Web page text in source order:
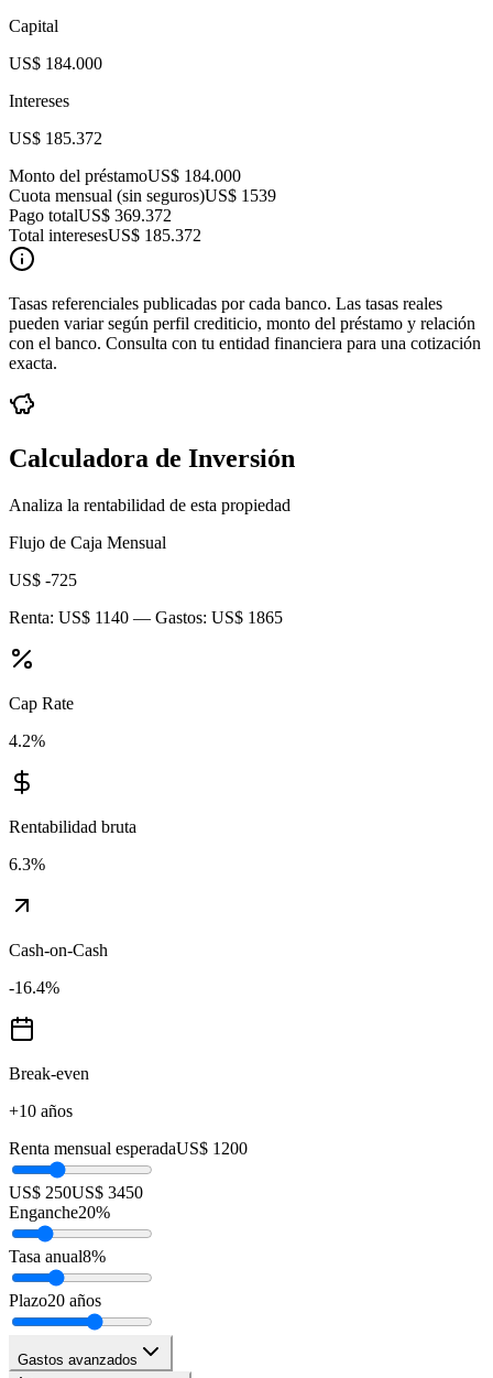
Capital
US$ 184.000
Intereses
US$ 185.372
Monto del préstamoUS$ 184.000
Cuota mensual (sin seguros)US$ 1539
Pago totalUS$ 369.372
Total interesesUS$ 185.372
Tasas referenciales publicadas por cada banco. Las tasas reales
pueden variar según perfil crediticio, monto del préstamo y relación
con el banco. Consulta con tu entidad financiera para una cotización
exacta.
Calculadora de Inversión
Analiza la rentabilidad de esta propiedad
Flujo de Caja Mensual
US$ -725
Renta: US$ 1140 — Gastos: US$ 1865
Cap Rate
4.2%
Rentabilidad bruta
6.3%
Cash-on-Cash
-16.4%
Break-even
+10 años
Renta mensual esperadaUS$ 1200
US$ 250US$ 3450
Enganche20%
Tasa anual8%
Plazo20 años
Gastos avanzados